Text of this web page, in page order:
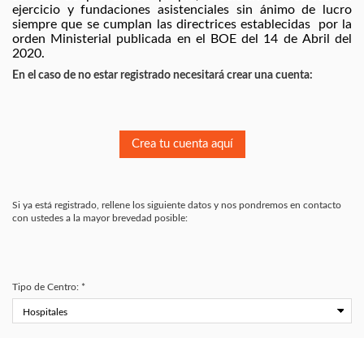
ejercicio y fundaciones asistenciales sin ánimo de lucro
siempre que se cumplan las directrices establecidas  por la
orden Ministerial publicada en el BOE del 14 de Abril del
2020.
En el caso de no estar registrado necesitará crear una cuenta:
Crea tu cuenta aquí
Si ya está registrado, rellene los siguiente datos y nos pondremos en contacto
con ustedes a la mayor brevedad posible:
Tipo de Centro: *